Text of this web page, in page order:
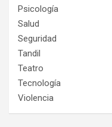
Psicología
Salud
Seguridad
Tandil
Teatro
Tecnología
Violencia